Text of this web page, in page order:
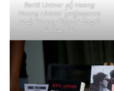
Bertil Lintner နှင့် Hseng
Noung Lintner ပူးတွဲရေးသား
သည့် “Young Tigers” စာအုပ်
မိတ်ဆက်ပွဲ